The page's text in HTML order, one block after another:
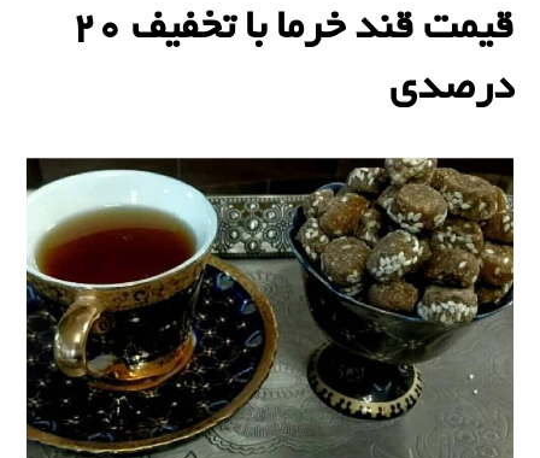
قیمت قند خرما با تخفیف ۲۰
درصدی